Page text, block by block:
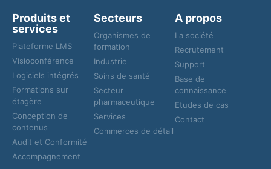
Produits et
services
Plateforme LMS
Visioconférence
Logiciels intégrés
Formations sur
étagère
Conception de
contenus
Audit et Conformité
Accompagnement
Secteurs
Organismes de
formation
Industrie
Soins de santé
Secteur
pharmaceutique
Services
Commerces de détail
A propos
La société
Recrutement
Support
Base de
connaissance
Etudes de cas
Contact